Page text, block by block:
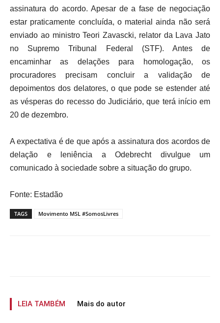
assinatura do acordo. Apesar de a fase de negociação
estar praticamente concluída, o material ainda não será
enviado ao ministro Teori Zavascki, relator da Lava Jato
no Supremo Tribunal Federal (STF). Antes de
encaminhar as delações para homologação, os
procuradores precisam concluir a validação de
depoimentos dos delatores, o que pode se estender até
as vésperas do recesso do Judiciário, que terá início em
20 de dezembro.
A expectativa é de que após a assinatura dos acordos de
delação e leniência a Odebrecht divulgue um
comunicado à sociedade sobre a situação do grupo.
Fonte: Estadão
TAGS Movimento MSL #SomosLivres
LEIA TAMBÉM Mais do autor